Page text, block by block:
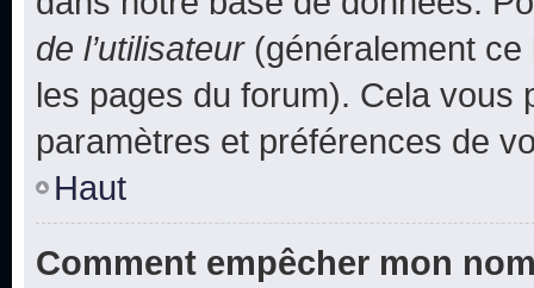
de l’utilisateur(généralement ce
les pages du forum). Cela vous
paramètres et préférences de
Haut
Comment empêcher mon